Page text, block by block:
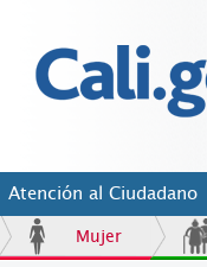
Atención al Ciudadano
Mujer